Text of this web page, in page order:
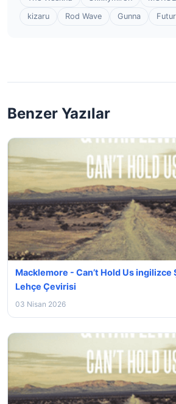
kizaru
Rod Wave Gunna
Benzer Yazılar
Macklemore - Can’t Hold Us ingilizce
Lehçe Çevirisi
03 Nisan 2026